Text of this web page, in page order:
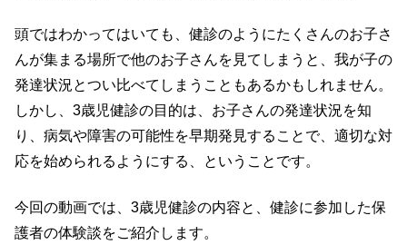
頭ではわかってはいても、健診のようにたくさんのお子さ
んが集まる場所で他のお子さんを見てしまうと、我が子の
発達状況とつい比べてしまうこともあるかもしれません。
しかし、 3歳児健診の目的は、お子さんの発達状況を知
り、病気や障害の可能性を早期発見することで、適切な対
応を始められるようにする、ということです。
今回の動画では、3歳児健診の内容と、健診に参加した保
護者の体験談をご紹介します。